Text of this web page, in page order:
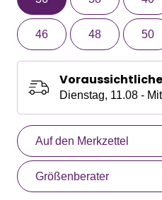
46 48 50
Dienstag, 11.08 -
Auf den Merkzettel
Größenberater